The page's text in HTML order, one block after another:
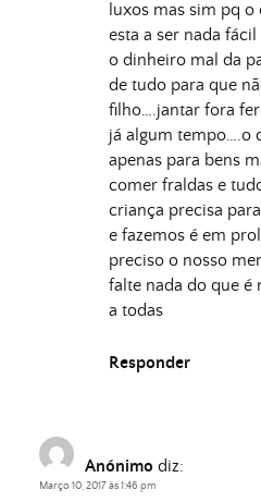
luxos mas sim pq
esta a ser nada
o dinheiro mal da
de tudo para que
filho….jantar fora
já algum tempo….o
apenas para bens
comer fraldas e
criança precisa
e fazemos é em
preciso o nosso
falte nada do que é
a todas
Responder
Anónimo diz:
Março 10, 2017 às 1:46 pm